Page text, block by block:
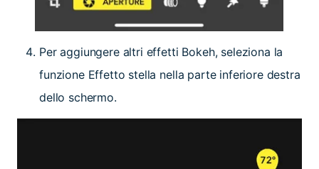
Per aggiungere altri effetti Bokeh, seleziona la
funzione Effetto stella nella parte inferiore destra
dello schermo.